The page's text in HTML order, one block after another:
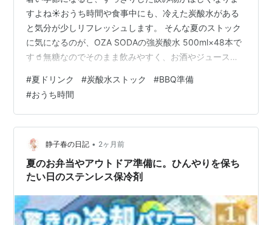
すよね☀️おうち時間や食事中にも、冷えた炭酸水がある
と気分が少しリフレッシュします。 そんな夏のストック
に気になるのが、OZA SODAの強炭酸水 500ml×48本で
す🥤無糖なのでそのまま飲みやすく、お酒やジュースの
り、週末のおうちドリンクにも活躍してくれそうです🍋
プレーンだけでなく、レモンやライムなどのフレーバー
を選べるのも楽しいところです。 500mlサイズなので、
冷蔵庫に入れて冷やしやすいのも便利です🧊飲み切りや
すいサイズなので、外出時に持っていく時にも使いやす
そうです。 ただし、48…
#夏ドリンク #炭酸水ストック #BBQ準備
#おうち時間
静子春の日記 • 2ヶ月前
夏のお弁当やアウトドア準備に。ひんやりを保ち
たい日のステンレス保冷剤